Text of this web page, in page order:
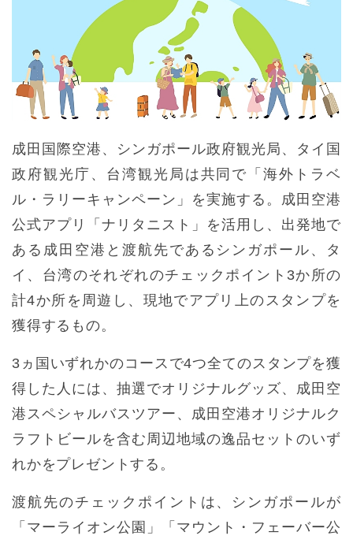
成田国際空港、シンガポール政府観光局、タイ国
政府観光庁、台湾観光局は共同で「海外トラベ
ル・ラリーキャンペーン」を実施する。成田空港
公式アプリ「ナリタニスト」を活用し、出発地で
ある成田空港と渡航先であるシンガポール、タ
イ、台湾のそれぞれのチェックポイント3か所の
計4か所を周遊し、現地でアプリ上のスタンプを
獲得するもの。
3ヵ国いずれかのコースで4つ全てのスタンプを獲
得した人には、抽選でオリジナルグッズ、成田空
港スペシャルバスツアー、成田空港オリジナルク
ラフトビールを含む周辺地域の逸品セットのいず
れかをプレゼントする。
渡航先のチェックポイントは、シンガポールが
「マーライオン公園」「マウント・フェーバー公